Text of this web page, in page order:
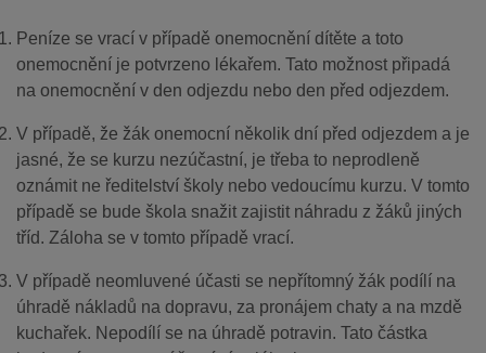
Peníze se vrací v případě onemocnění dítěte a toto
onemocnění je potvrzeno lékařem. Tato možnost připadá
na onemocnění v den odjezdu nebo den před odjezdem.
V případě, že žák onemocní několik dní před odjezdem a je
jasné, že se kurzu nezúčastní, je třeba to neprodleně
oznámit ne ředitelství školy nebo vedoucímu kurzu. V tomto
případě se bude škola snažit zajistit náhradu z žáků jiných
tříd. Záloha se v tomto případě vrací.
V případě neomluvené účasti se nepřítomný žák podílí na
úhradě nákladů na dopravu, za pronájem chaty a na mzdě
kuchařek. Nepodílí se na úhradě potravin. Tato částka